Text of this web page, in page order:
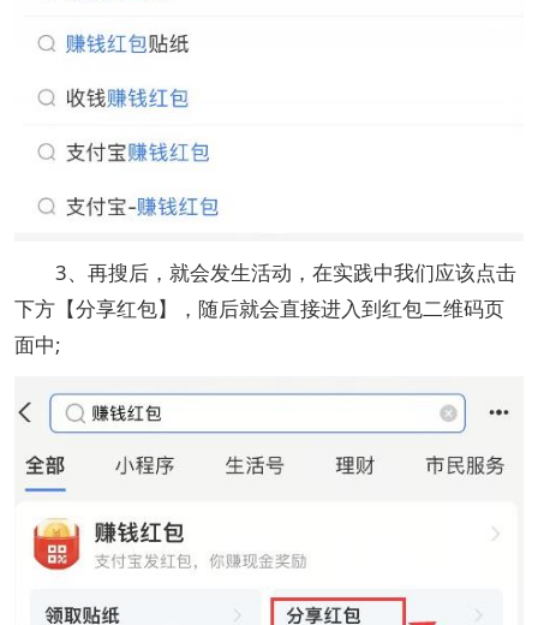
3、再搜后，就会发生活动，在实践中我们应该点击
下方【分享红包】，随后就会直接进入到红包二维码页
面中;